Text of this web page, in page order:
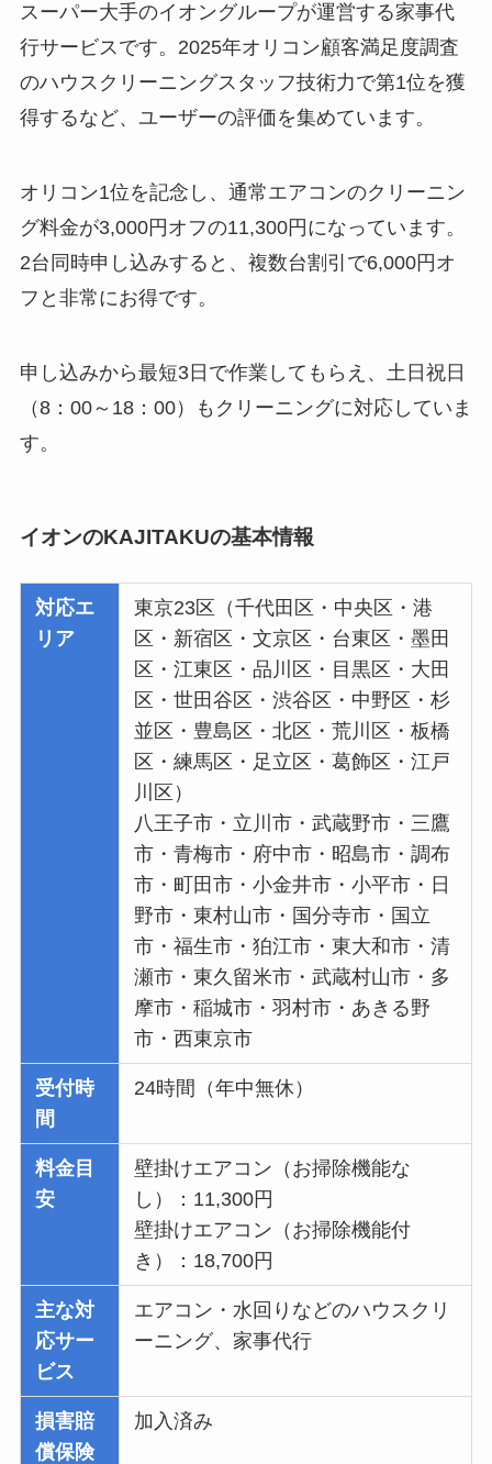
スーパー大手のイオングループが運営する家事代
行サービスです。2025年オリコン顧客満足度調査
のハウスクリーニングスタッフ技術力で第1位を獲
得するなど、ユーザーの評価を集めています。
オリコン1位を記念し、通常エアコンのクリーニン
グ料金が3,000円オフの11,300円になっています。
2台同時申し込みすると、複数台割引で6,000円オ
フと非常にお得です。
申し込みから最短3日で作業してもらえ、土日祝日
（8：00～18：00）もクリーニングに対応していま
す。
イオンのKAJITAKUの基本情報
対応エ
リア
東京23区（千代田区・中央区・港
区・新宿区・文京区・台東区・墨田
区・江東区・品川区・目黒区・大田
区・世田谷区・渋谷区・中野区・杉
並区・豊島区・北区・荒川区・板橋
区・練馬区・足立区・葛飾区・江戸
川区）
八王子市・立川市・武蔵野市・三鷹
市・青梅市・府中市・昭島市・調布
市・町田市・小金井市・小平市・日
野市・東村山市・国分寺市・国立
市・福生市・狛江市・東大和市・清
瀬市・東久留米市・武蔵村山市・多
摩市・稲城市・羽村市・あきる野
市・西東京市
受付時
間
24時間（年中無休）
料金目
安
壁掛けエアコン（お掃除機能な
し）：11,300円
壁掛けエアコン（お掃除機能付
き）：18,700円
主な対
応サー
ビス
エアコン・水回りなどのハウスクリ
ーニング、家事代行
損害賠
償保険
加入済み